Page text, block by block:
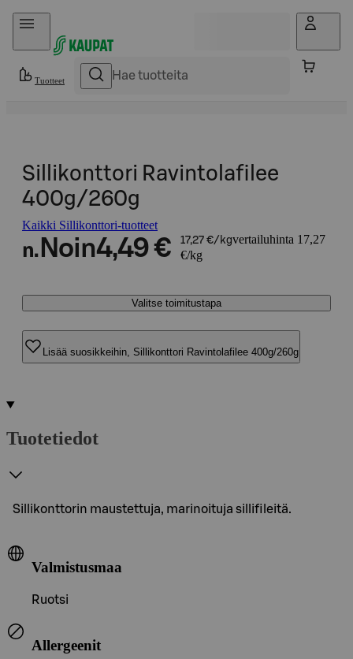
Hyppää sisältöön
Tuotteet
Sillikonttori Ravintolafilee
400g/260g
Kaikki Sillikonttori-tuotteet
n. Noin4,49 € 17,27 €/kgvertailuhinta 17,27
€/kg
Valitse toimitustapa
Lisää suosikkeihin, Sillikonttori Ravintolafilee 400g/260g
Tuotetiedot
Sillikonttorin maustettuja, marinoituja sillifileitä.
Valmistusmaa
Ruotsi
Allergeenit